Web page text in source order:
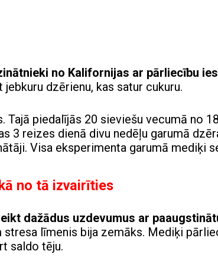
no Kalifornijas ar pārliecību
jebkuru dzērienu, kas satur cukuru.
piedalījās 20 sieviešu vecumā no
3 reizes dienā divu nedēļu garumā
Visa eksperimenta garumā mediķi
no tā izvairīties
dažādus uzdevumus ar
stresa līmenis bija zemāks. Mediķi
saldo tēju.